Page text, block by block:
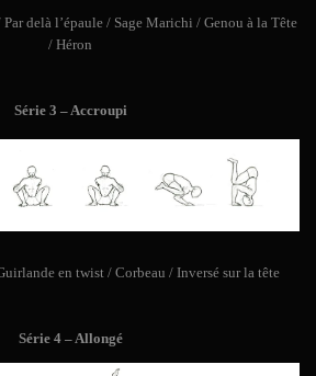
delà l’épaule / Sage Marichi / Genou à la Tête
/ Héron
Série 3 – Accroupi
en twist / Corbeau / Inversé sur la tête
Série 4 – Allongé